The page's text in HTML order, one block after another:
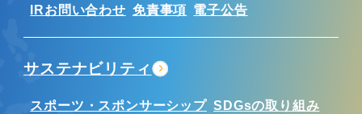
IRお問い合わせ 免責事項 電子公告
サステナビリティ
スポーツ・スポンサーシップ SDGsの取り組み